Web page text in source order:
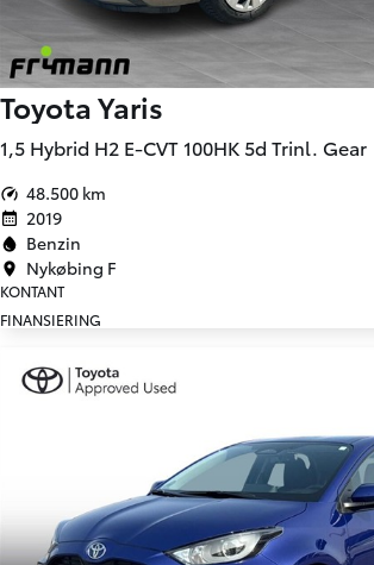
Toyota Yaris
1,5 Hybrid H2 E-CVT 100HK 5d Trinl. Gear
48.500 km
2019
Benzin
Nykøbing F
KONTANT
FINANSIERING